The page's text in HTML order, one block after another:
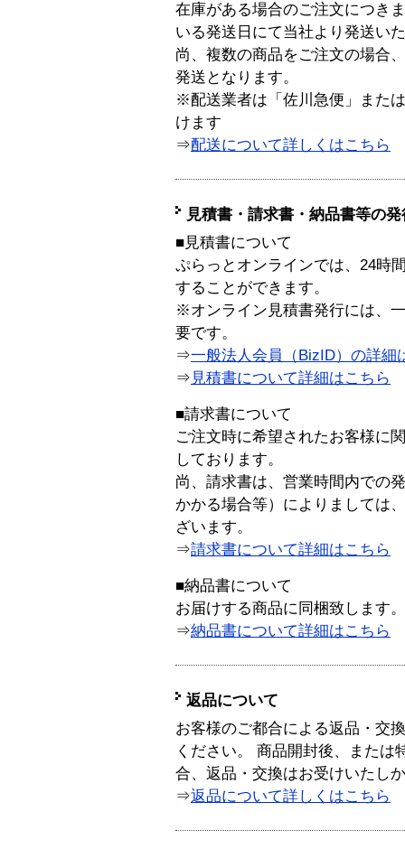
在庫がある場合のご注文につき
いる発送日にて当社より発送い
尚、複数の商品をご注文の場合
発送となります。
※配送業者は「佐川急便」また
けます
⇒配送について詳しくはこちら
見積書・請求書・納品書等の
■見積書について
ぷらっとオンラインでは、24時
することができます。
※オンライン見積書発行には、
要です。
⇒一般法人会員（BizID）の詳細
⇒ 見積書について詳細はこちら
■請求書について
ご注文時に希望されたお客様に
しております。
尚、請求書は、営業時間内での
かかる場合等）によりましては
ざいます。
⇒請求書について詳細はこちら
■納品書について
お届けする商品に同梱致します。
⇒納品書について詳細はこちら
返品について
お客様のご都合による返品・交
ください。 商品開封後、または
合、返品・交換はお受けいたし
⇒返品について詳しくはこちら